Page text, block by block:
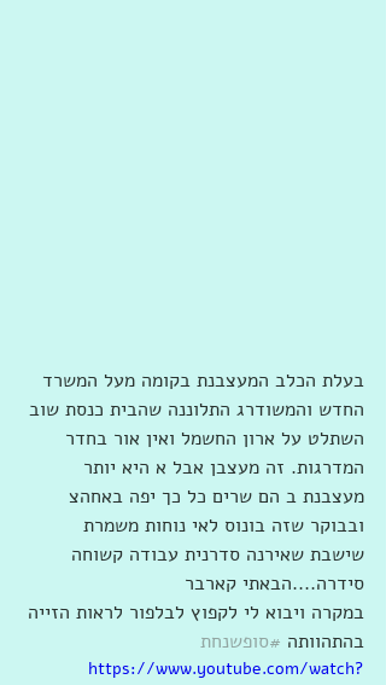
בעלת הכלב המעצבנת בקומה מעל המשרד
החדש והמשודרג התלוננה שהבית כנסת שוב
השתלט על ארון החשמל ואין אור בחדר
המדרגות. זה מעצבן אבל א היא יותר
מעצבנת ב הם שרים כל כך יפה באחהצ
ובבוקר שזה בונוס לאי נוחות משמרת
שישבת שאירנה סדרנית עבודה קשוחה
סידרה....הבאתי קארבר
במקרה ויבוא לי לקפוץ לבלפור לראות הזייה
בהתהוותה #סופשנחת
https://www.youtube.com/watch?